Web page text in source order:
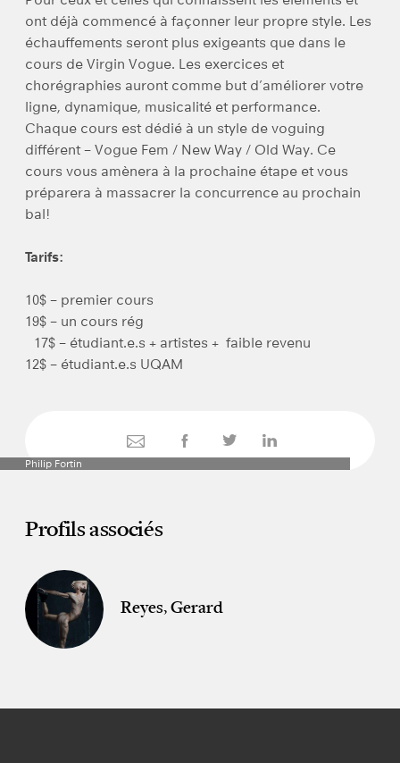
Philip Fortin
ont déjà commencé à façonner leur propre style. Les
échauffements seront plus exigeants que dans le
cours de Virgin Vogue. Les exercices et
chorégraphies auront comme but d’améliorer votre
ligne, dynamique, musicalité et performance.
Chaque cours est dédié à un style de voguing
différent – Vogue Fem / New Way / Old Way. Ce
cours vous amènera à la prochaine étape et vous
préparera à massacrer la concurrence au prochain
bal!
Tarifs:
10$ – premier cours
19$ – un cours rég
17$ – étudiant.e.s + artistes + faible revenu
12$ – étudiant.e.s UQAM
Profils associés
Reyes, Gerard